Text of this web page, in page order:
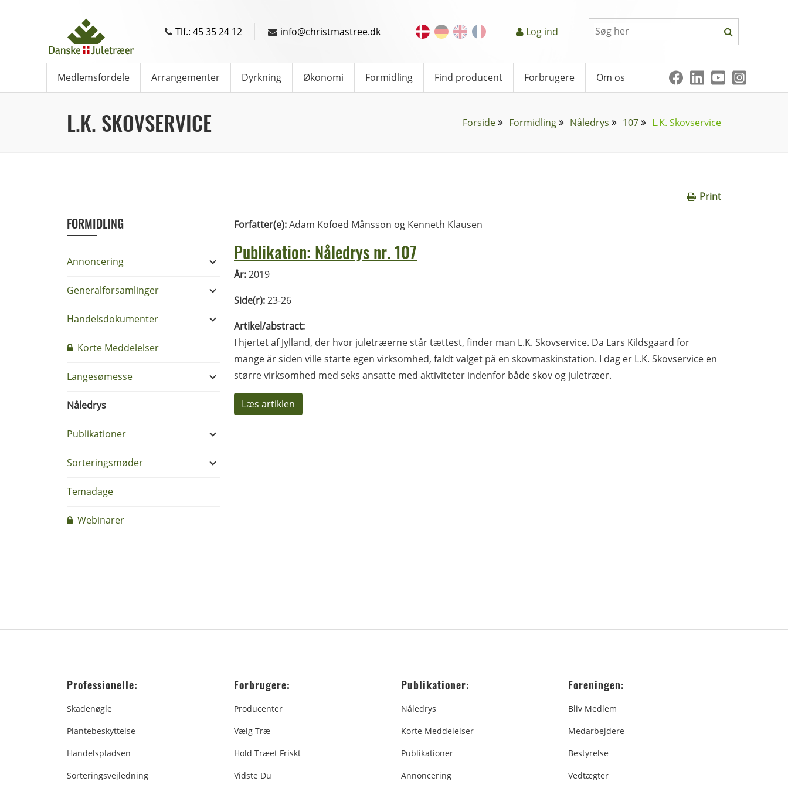
Tlf.: 45 35 24 12 info@christmastree.dk Log ind
Medlemsfordele Arrangementer Dyrkning Økonomi Formidling Find producent Forbrugere Om os
L.K. SKOVSERVICE Forside Formidling Nåledrys 107 L.K. Skovservice
Print
FORMIDLING
Annoncering
Generalforsamlinger
Handelsdokumenter
Korte Meddelelser
Langesømesse
Nåledrys
Publikationer
Sorteringsmøder
Temadage
Webinarer
Forfatter(e):Adam Kofoed Månsson og Kenneth Klausen
Publikation: Nåledrys nr. 107
År:2019
Side(r):23-26
Artikel/abstract:
I hjertet af Jylland, der hvor juletræerne står tættest, finder man L.K. Skovservice. Da Lars Kildsgaard for
mange år siden ville starte egen virksomhed, faldt valget på en skovmaskinstation. I dag er L.K. Skovservice en
større virksomhed med seks ansatte med aktiviteter indenfor både skov og juletræer.
Læs artiklen
Professionelle:
Skadenøgle
Plantebeskyttelse
Handelspladsen
Sorteringsvejledning
Forbrugere:
Producenter
Vælg Træ
Hold Træet Friskt
Vidste Du
Publikationer:
Nåledrys
Korte Meddelelser
Publikationer
Annoncering
Foreningen:
Bliv Medlem
Medarbejdere
Bestyrelse
Vedtægter